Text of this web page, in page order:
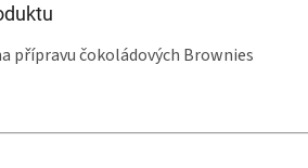
přípravu čokoládových Brownies